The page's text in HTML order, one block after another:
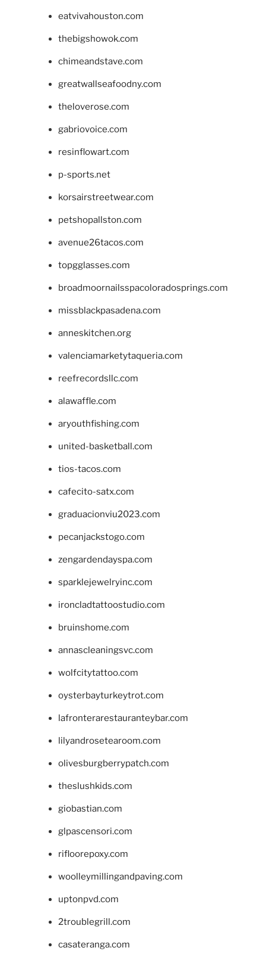
eatvivahouston.com
thebigshowok.com
chimeandstave.com
greatwallseafoodny.com
theloverose.com
gabriovoice.com
resinflowart.com
p-sports.net
korsairstreetwear.com
petshopallston.com
avenue26tacos.com
topgglasses.com
broadmoornailsspacoloradosprings.com
missblackpasadena.com
anneskitchen.org
valenciamarketytaqueria.com
reefrecordsllc.com
alawaffle.com
aryouthfishing.com
united-basketball.com
tios-tacos.com
cafecito-satx.com
graduacionviu2023.com
pecanjackstogo.com
zengardendayspa.com
sparklejewelryinc.com
ironcladtattoostudio.com
bruinshome.com
annascleaningsvc.com
wolfcitytattoo.com
oysterbayturkeytrot.com
lafronterarestauranteybar.com
lilyandrosetearoom.com
olivesburgberrypatch.com
theslushkids.com
giobastian.com
glpascensori.com
rifloorepoxy.com
woolleymillingandpaving.com
uptonpvd.com
2troublegrill.com
casateranga.com